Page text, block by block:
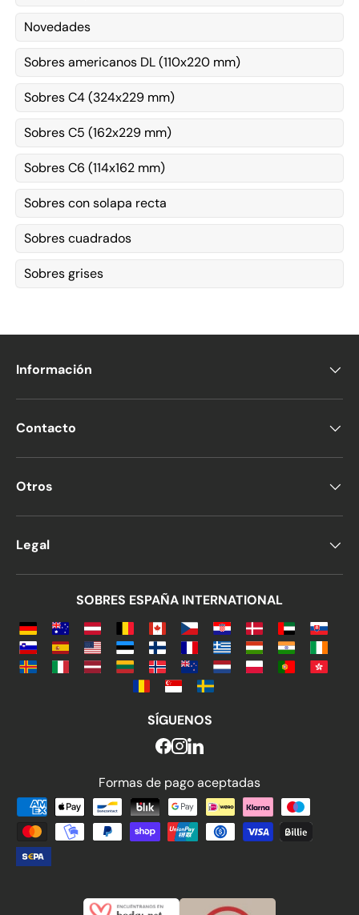
Novedades
Sobres americanos DL (110x220 mm)
Sobres C4 (324x229 mm)
Sobres C5 (162x229 mm)
Sobres C6 (114x162 mm)
Sobres con solapa recta
Sobres cuadrados
Sobres grises
Información
Contacto
Otros
Legal
SOBRES ESPAÑA INTERNATIONAL
SÍGUENOS
Formas de pago aceptadas
Formas de pago aceptadas